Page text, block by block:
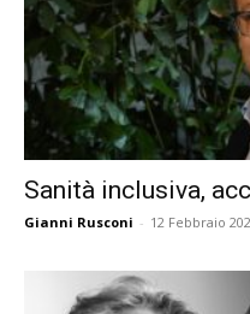
Sanità inclusiva,
Gianni Rusconi - 12 Febbraio